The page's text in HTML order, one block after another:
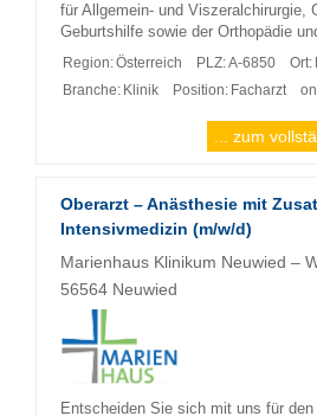
für Allgemein- und Viszeralchirurgie,
Geburtshilfe sowie der Orthopädie
Region:Österreich PLZ:A-6850 Ort:
Branche: Klinik Position: Facharzt
... zum
Oberarzt – Anästhesie mit
Intensivmedizin (m/w/d)
Marienhaus Klinikum Neuwied –
56564 Neuwied
Entscheiden Sie sich mit uns für